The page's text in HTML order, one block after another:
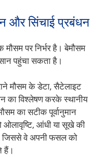
और सिंचाई प्रबंधन
पर निर्भर है। बेमौसम
पहुंचा सकता है।
मौसम के डेटा, सैटेलाइट
का विश्लेषण करके स्थानीय
का सटीक पूर्वानुमान
ओलावृष्टि, आंधी या सूखे की
जिससे वे अपनी फसल को
हैं।